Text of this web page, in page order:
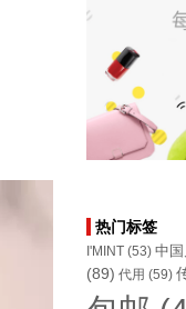
热门标签
I'MINT(53) 中
(89) 代用 (59)